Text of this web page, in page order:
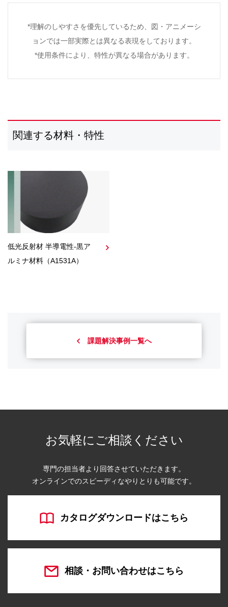
*理解のしやすさを優先しているため、図・アニメーシ
ョンでは一部実際とは異なる表現をしております。
*使用条件により、特性が異なる場合があります。
関連する材料・特性
低光反射材 半導電性-黒ア
ルミナ材料（A1531A）
課題解決事例一覧へ
お気軽にご相談ください
専門の担当者より回答させていただきます。
オンラインでのスピーディなやりとりも可能です。
カタログダウンロードはこちら
相談・お問い合わせはこちら